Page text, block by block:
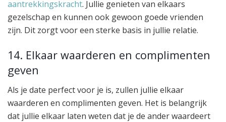
aantrekkingskracht. Jullie genieten van elkaars
gezelschap en kunnen ook gewoon goede vrienden
zijn. Dit zorgt voor een sterke basis in jullie relatie.
14. Elkaar waarderen en complimenten
geven
Als je date perfect voor je is, zullen jullie elkaar
waarderen en complimenten geven. Het is belangrijk
dat jullie elkaar laten weten dat je de ander waardeert